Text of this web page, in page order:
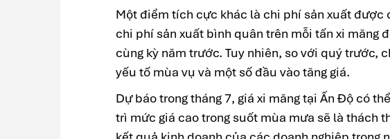
Một điểm tích cực khác là chi phí sản xuất được
chi phí sản xuất bình quân trên mỗi tấn xi măng
cùng kỳ năm trước. Tuy nhiên, so với quý trước,
yếu tố mùa vụ và một số đầu vào tăng giá.
Dự báo trong tháng 7, giá xi măng tại Ấn Độ có
trì mức giá cao trong suốt mùa mưa sẽ là thách